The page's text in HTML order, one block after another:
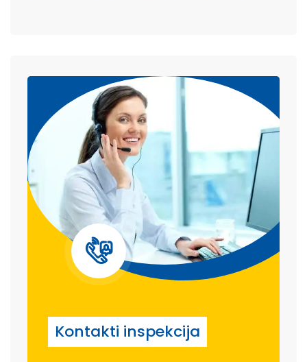
Kontakti inspekcija